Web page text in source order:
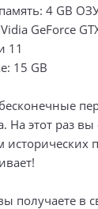
4 GB
GeForce
11
15 GB
На этот раз
исторических
получаете в